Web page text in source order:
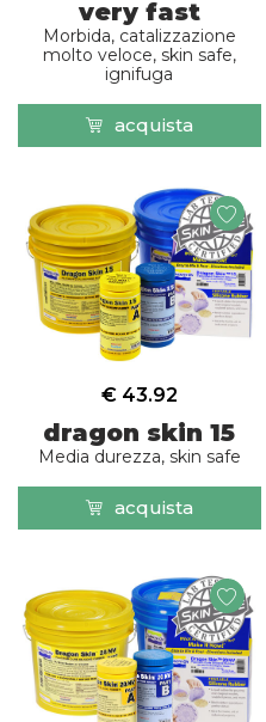
very fast
Morbida, catalizzazione
molto veloce, skin safe,
ignifuga
acquista
dragon skin 15
Media durezza, skin safe
€ 43.92
acquista